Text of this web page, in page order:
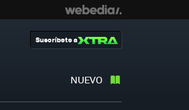
NUEVO
Suscríbete a